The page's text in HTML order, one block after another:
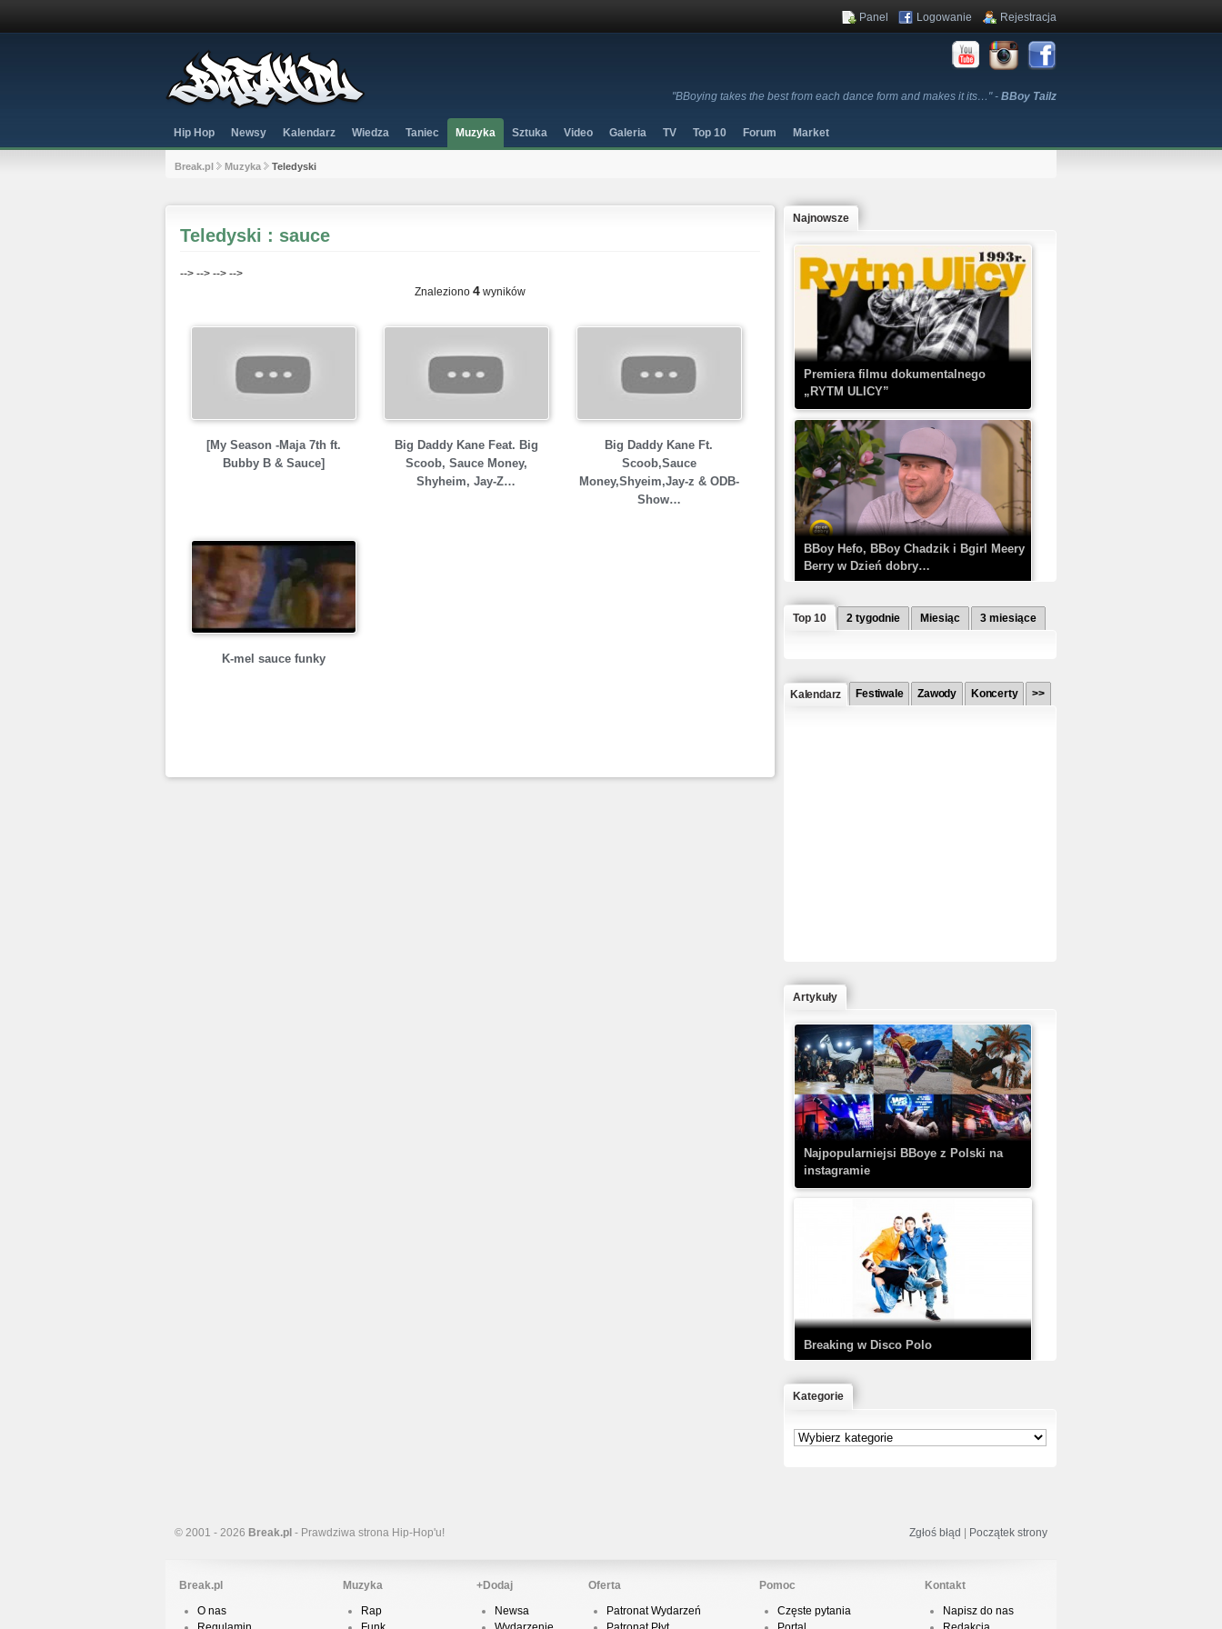
"BBoying takes the best from each dance form and makes it its…" - BBoy Tailz
Panel Logowanie Rejestracja
Hip Hop Newsy Kalendarz Wiedza Taniec Muzyka Sztuka Video Galeria TV Top 10 Forum Market
Break.pl Muzyka Teledyski
Teledyski : sauce
--> --> --> -->
Znaleziono 4 wyników
[My Season -Maja 7th ft.
Bubby B & Sauce]
Big Daddy Kane Feat. Big
Scoob, Sauce Money,
Shyheim, Jay-Z…
Big Daddy Kane Ft.
Scoob,Sauce
Money,Shyeim,Jay-z & ODB-
Show…
K-mel sauce funky
Najnowsze
Premiera filmu dokumentalnego
„RYTM ULICY”
BBoy Hefo, BBoy Chadzik i Bgirl Meery
Berry w Dzień dobry…
Kaczorex w najnowszym klipie: HRYPA
– Kobieta z walizką
TEDE & SIR MICH - KICKDOWN /
DISCO NOIR
Prod. Chubeats, Scratch:…
KrisBo - Cienie
Top 10 2 tygodnie Miesiąc 3 miesiące
Kalendarz Festiwale Zawody Koncerty >>
Artykuły
Najpopularniejsi BBoye z Polski na
instagramie
Breaking w Disco Polo
Kategorie
© 2001 - 2026 Break.pl - Prawdziwa strona Hip-Hop'u! Zgłoś błąd | Początek strony
Break.pl
O nas
Muzyka
Rap
+Dodaj
Newsa
Oferta
Patronat Wydarzeń
Pomoc
Częste pytania
Kontakt
Napisz do nas